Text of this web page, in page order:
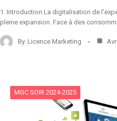
1. Introduction La digitalisation de
pleine expansion. Face à des
By Licence Marketing
MGC SOIR 2024-2025